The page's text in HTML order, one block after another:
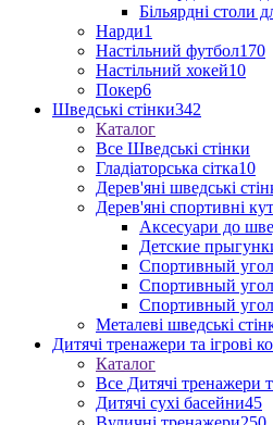
Більярдні столи
Нарди1
Настільний футбол170
Настільний хокей10
Покер6
Шведські стінки342
Каталог
Все Шведські стінки
Гладіаторська сітка10
Дерев'яні шведські
Дерев'яні спортивні
Аксесуари до
Детские
Спортивный
Спортивный
Спортивный
Металеві шведські
Дитячі тренажери та ігрові
Каталог
Все Дитячі тренажери
Дитячі сухі басейни45